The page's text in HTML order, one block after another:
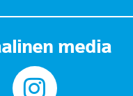
media